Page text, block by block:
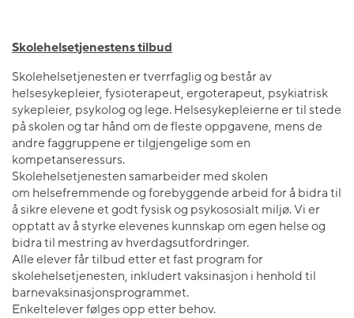
Skolehelsetjenestens tilbud
Skolehelsetjenesten er tverrfaglig og består av
helsesykepleier, fysioterapeut, ergoterapeut, psykiatrisk
sykepleier, psykolog og lege. Helsesykepleierne er til stede
på skolen og tar hånd om de fleste oppgavene, mens de
andre faggruppene er tilgjengelige som en
kompetanseressurs.
Skolehelsetjenesten samarbeider med skolen
om helsefremmende og forebyggende arbeid for å bidra til
å sikre elevene et godt fysisk og psykososialt miljø. Vi er
opptatt av å styrke elevenes kunnskap om egen helse og
bidra til mestring av hverdagsutfordringer.
Alle elever får tilbud etter et fast program for
skolehelsetjenesten, inkludert vaksinasjon i henhold til
barnevaksinasjonsprogrammet.
Enkeltelever følges opp etter behov.